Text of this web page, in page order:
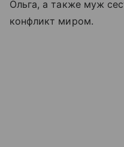
Ольга, а также муж
конфликт миром.